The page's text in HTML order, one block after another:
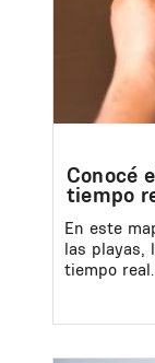
Conocé
tiempo
En este
las playas,
tiempo real.